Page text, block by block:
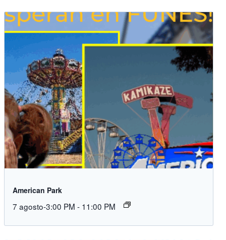
American Park
7 agosto-3:00 PM - 11:00 PM